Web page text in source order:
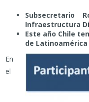
Subsecretario
Infraestructura
Este año Chile
de Latinoamérica
En
el